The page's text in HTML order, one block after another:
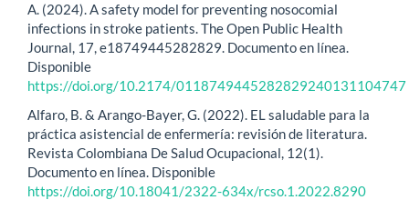
A. (2024). A safety model for preventing nosocomial
infections in stroke patients. The Open Public Health
Journal, 17, e18749445282829. Documento en línea.
Disponible
https://doi.org/10.2174/0118749445282829240131104747
Alfaro, B. & Arango-Bayer, G. (2022). EL saludable para la
práctica asistencial de enfermería: revisión de literatura.
Revista Colombiana De Salud Ocupacional, 12(1).
Documento en línea. Disponible
https://doi.org/10.18041/2322-634x/rcso.1.2022.8290